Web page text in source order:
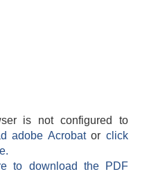
is not configured to
adobe Acrobatorclick
to download the PDF